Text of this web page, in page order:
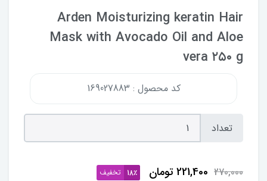
Arden Moisturizing keratin Hair
Mask with Avocado Oil and Aloe
vera ۲۵۰ g
کد محصول : 169027883
تعداد
270,000
221,400تومان 18٪ تخفیف